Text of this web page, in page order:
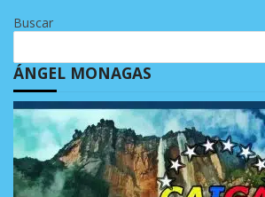
Buscar
ÁNGEL MONAGAS